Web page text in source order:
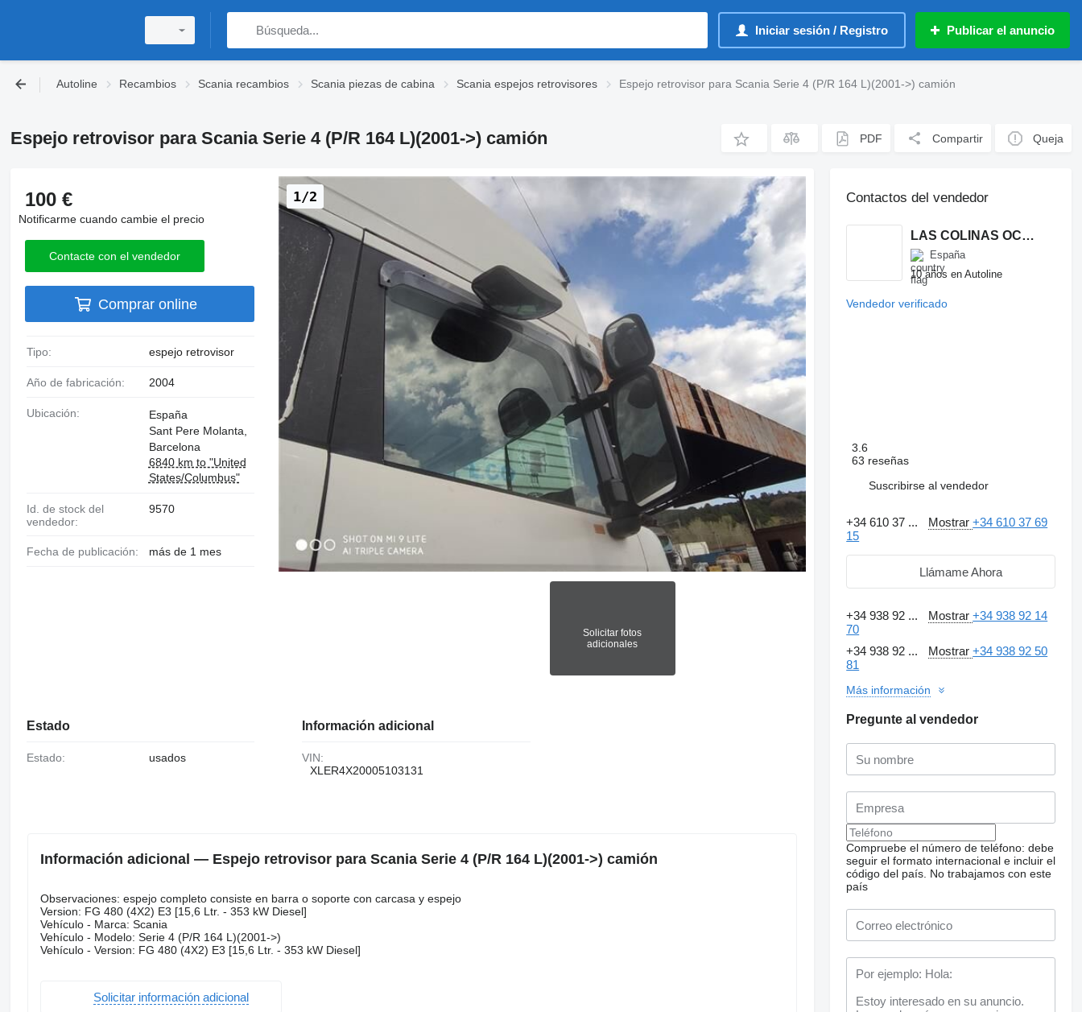
Iniciar sesión / Registro Publicar el anuncio
Autoline Recambios Scania recambios Scania piezas de cabina Scania espejos retrovisores Espejo retrovisor para Scania Serie 4 (P/R 164 L)(2001->) camión
Espejo retrovisor para Scania Serie 4 (P/R 164 L)(2001->) camión PDF Compartir Queja
Solicitar fotos
adicionales
1/2
100 €
Notificarme cuando cambie el precio
Contacte con el vendedor
Comprar online
Tipo: espejo retrovisor
Año de fabricación: 2004
Ubicación:
España
Sant Pere Molanta,
Barcelona
6840 km to "United
States/Columbus"
Id. de stock del
vendedor:
9570
Fecha de publicación: más de 1 mes
Estado
Estado: usados
Información adicional
VIN:
XLER4X20005103131
Información adicional — Espejo retrovisor para Scania Serie 4 (P/R 164 L)(2001->) camión
Observaciones: espejo completo consiste en barra o soporte con carcasa y espejo
Version: FG 480 (4X2) E3 [15,6 Ltr. - 353 kW Diesel]
Vehículo - Marca: Scania
Vehículo - Modelo: Serie 4 (P/R 164 L)(2001->)
Vehículo - Version: FG 480 (4X2) E3 [15,6 Ltr. - 353 kW Diesel]
Solicitar información adicional
Contactos del vendedor
LAS COLINAS OCASION, S.L.
España
10 años en Autoline
Vendedor verificado
3.6
63 reseñas
Suscribirse al vendedor
+34 610 37 ... Mostrar+34 610 37 69
15
Llámame Ahora
+34 938 92 ... Mostrar+34 938 92 14
70
+34 938 92 ...
Mostrar+34 938 92 50
81
Más información
Pregunte al vendedor
Compruebe el número de teléfono: debe
seguir el formato internacional e incluir el
código del país. No trabajamos con este
país